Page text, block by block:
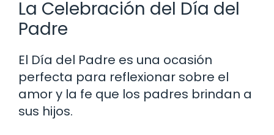
La Celebración del Día del
Padre
El Día del Padre es una ocasión
perfecta para reflexionar sobre el
amor y la fe que los padres brindan a
sus hijos.